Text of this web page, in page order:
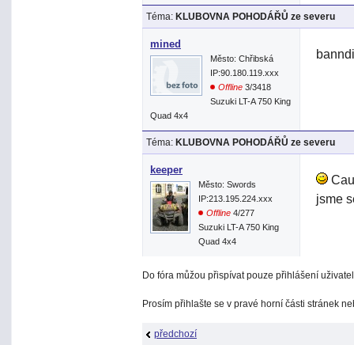
Téma: KLUBOVNA POHODÁŘŮ ze severu
mined
Město: Chřibská
IP:90.180.119.xxx
Offline 3/3418
Suzuki LT-A 750 King
Quad 4x4
Téma: KLUBOVNA POHODÁŘŮ ze severu
keeper
Město: Swords
IP:213.195.224.xxx
Offline 4/277
Suzuki LT-A 750 King
Quad 4x4
jsme
Do fóra můžou přispívat pouze přihlášení
Prosím přihlašte se v pravé horní části stránek
předchozí